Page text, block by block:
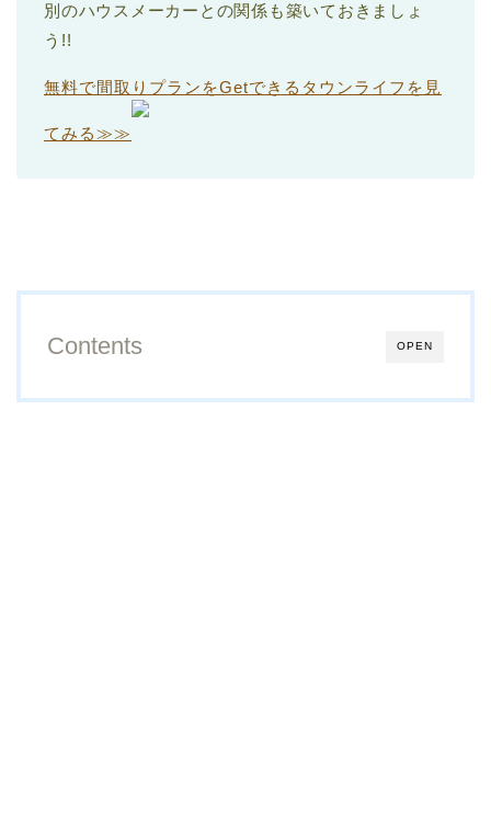
別のハウスメーカーとの関係も築いておきましょ
う!!
無料で間取りプランをGetできるタウンライフを見
てみる≫≫
OPEN
Contents